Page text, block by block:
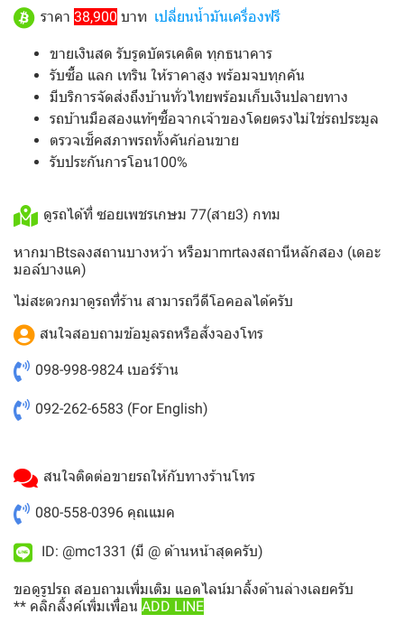
ราคา 38,900 บาท เปลี่ยนน้ำมันเครื่องฟรี
ขายเงินสด รับรูดบัตรเคดิต ทุกธนาคาร
รับซื้อ แลก เทริน ให้ราคาสูง พร้อมจบทุกคัน
มีบริการจัดส่งถึงบ้านทั่วไทยพร้อมเก็บเงินปลายทาง
รถบ้านมือสองแท้ๆซื้อจากเจ้าของโดยตรงไม่ใช่รถประมูล
ตรวจเช็คสภาพรถทั้งคันก่อนขาย
รับประกันการโอน100%
ดูรถได้ที่ ซอยเพชรเกษม 77(สาย3) กทม
หากมาBtsลงสถานบางหว้า หรือมาmrtลงสถานีหลักสอง (เดอะ
มอล์บางแค)
ไม่สะดวกมาดูรถที่ร้าน สามารถวีดีโอคอลได้ครับ
สนใจสอบถามข้อมูลรถหรือสั่งจองโทร
098-998-9824 เบอร์ร้าน
092-262-6583 (For English)
สนใจติดต่อขายรถให้กับทางร้านโทร
080-558-0396 คุณแมค
ID: @mc1331 (มี @ ด้านหน้าสุดครับ)
ขอดูรูปรถ สอบถามเพิ่มเติม แอดไลน์มาลิ้งด้านล่างเลยครับ
** คลิกลิ้งค์เพิ่มเพื่อน ADD LINE